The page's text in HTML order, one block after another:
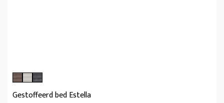
Gestoffeerd bed Estella